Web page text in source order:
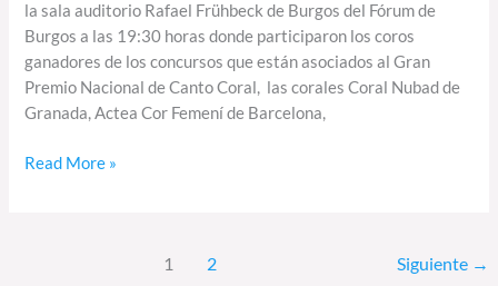
la sala auditorio Rafael Frühbeck de Burgos del Fórum de
Burgos a las 19:30 horas donde participaron los coros
ganadores de los concursos que están asociados al Gran
Premio Nacional de Canto Coral, las corales Coral Nubad de
Granada, Actea Cor Femení de Barcelona,
Read More »
1 2 Siguiente →